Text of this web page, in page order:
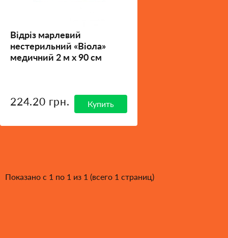
Відріз марлевий
нестерильний «Віола»
медичний 2 м х 90 см
224.20 грн. Купить
Показано с 1 по 1 из 1 (всего 1 страниц)